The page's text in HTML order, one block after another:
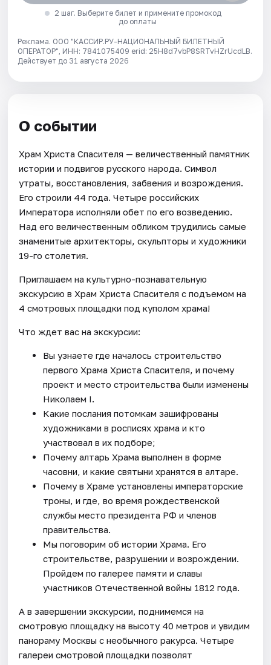
2 шаг. Выберите билет и примените промокод
до оплаты
Реклама. ООО "КАССИР.РУ-НАЦИОНАЛЬНЫЙ БИЛЕТНЫЙ
ОПЕРАТОР", ИНН: 7841075409 erid: 25H8d7vbP8SRTvHZrUcdLB.
Действует до 31 августа 2026
О событии
Храм Христа Спасителя — величественный памятник
истории и подвигов русского народа. Символ
утраты, восстановления, забвения и возрождения.
Его строили 44 года. Четыре российских
Императора исполняли обет по его возведению.
Над его величественным обликом трудились самые
знаменитые архитекторы, скульпторы и художники
19-го столетия.
Приглашаем на культурно-познавательную
экскурсию в Храм Христа Спасителя с подъемом на
4 смотровых площадки под куполом храма!
Что ждет вас на экскурсии:
Вы узнаете где началось строительство
первого Храма Христа Спасителя, и почему
проект и место строительства были изменены
Николаем I.
Какие послания потомкам зашифрованы
художниками в росписях храма и кто
участвовал в их подборе;
Почему алтарь Храма выполнен в форме
часовни, и какие святыни хранятся в алтаре.
Почему в Храме установлены императорские
троны, и где, во время рождественской
службы место президента РФ и членов
правительства.
Мы поговорим об истории Храма. Его
строительстве, разрушении и возрождении.
Пройдем по галерее памяти и славы
участников Отечественной войны 1812 года.
А в завершении экскурсии, поднимемся на
смотровую площадку на высоту 40 метров и увидим
панораму Москвы с необычного ракурса. Четыре
галереи смотровой площадки позволят